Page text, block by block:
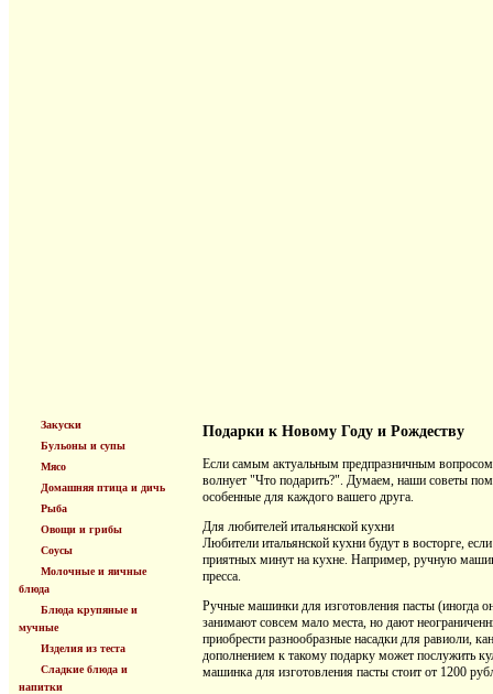
Закуски
Бульоны и супы
Мясо
Домашняя птица и дичь
Рыба
Овощи и грибы
Соусы
Молочные и яичные
блюда
Блюда крупяные и
мучные
Изделия из теста
Сладкие блюда и
напитки
Подарки к Новому Году и Рождеству
Если самым актуальным предпразничным
волнует "Что подарить?". Думаем, наши советы
особенные для каждого вашего друга.
Для любителей итальянской кухни
Любители итальянской кухни будут в восторге,
приятных минут на кухне. Например, ручную
пресса.
Ручные машинки для изготовления пасты (иногда
занимают совсем мало места, но дают
приобрести разнообразные насадки для равиоли,
дополнением к такому подарку может послужить
машинка для изготовления пасты стоит от 1200